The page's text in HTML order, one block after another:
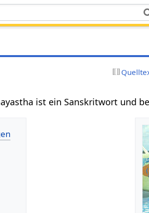
ist ein Sanskritwort und